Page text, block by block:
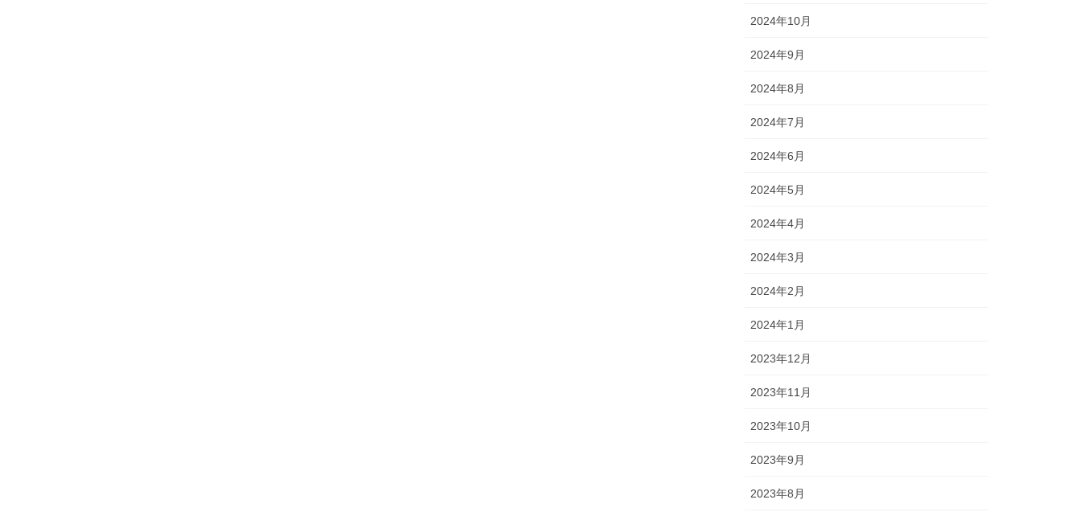
2024年10月
2024年9月
2024年8月
2024年7月
2024年6月
2024年5月
2024年4月
2024年3月
2024年2月
2024年1月
2023年12月
2023年11月
2023年10月
2023年9月
2023年8月